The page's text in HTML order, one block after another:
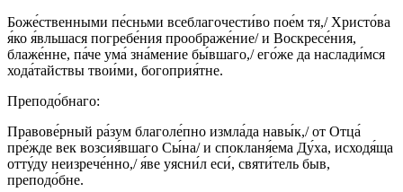
Боже́ственными пе́сньми всеблагочести́во пое́м тя,/ Христо́ва
я́ко я́вльшася погребе́ния проображе́ние/ и Воскресе́ния,
блаже́нне, па́че ума́ зна́мение бы́вшаго,/ его́же да наслади́мся
хода́тайствы твои́ми, богоприя́тне.
Преподо́бнаго:
Правове́рный ра́зум благоле́пно измла́да навы́к,/ от Отца́
пре́жде век возсия́вшаго Сы́на/ и спокланя́ема Ду́ха, исходя́ща
отту́ду неизрече́нно,/ я́ве уясни́л еси́, святи́тель быв,
преподо́бне.